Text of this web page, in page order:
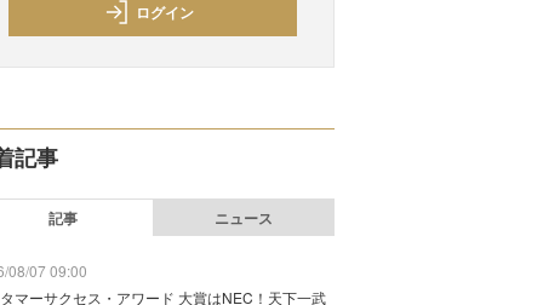
ログイン
記事
記事 ニュース
08/07 09:00
マーサクセス・アワード 大賞はNEC！天下一武